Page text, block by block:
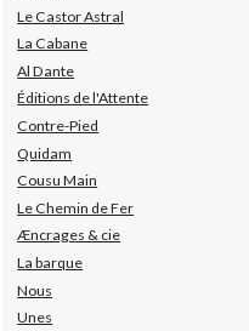
Le Castor Astral
La Cabane
Al Dante
Éditions de l'Attente
Contre-Pied
Quidam
Cousu Main
Le Chemin de Fer
Æncrages & cie
La barque
Nous
Unes